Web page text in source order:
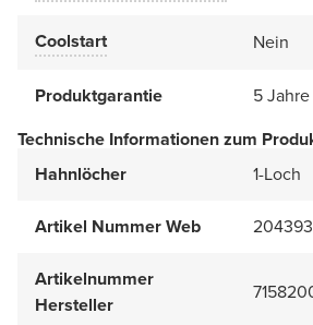
Coolstart Nein
Produktgarantie
5
Technische Informationen zum
Hahnlöcher
1-Loch
Artikel Nummer Web 204393
Artikelnummer
Hersteller